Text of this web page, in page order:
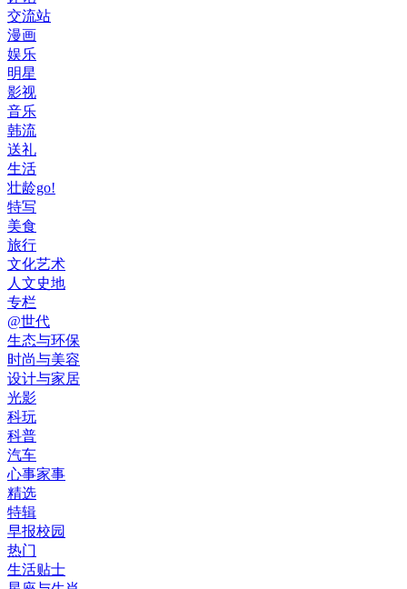
交流站
漫画
娱乐
明星
影视
音乐
韩流
送礼
生活
壮龄go!
特写
美食
旅行
文化艺术
人文史地
专栏
@世代
生态与环保
时尚与美容
设计与家居
光影
科玩
科普
汽车
心事家事
精选
特辑
早报校园
热门
生活贴士